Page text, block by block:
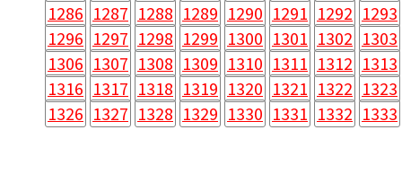
1286 1287 1288 1289 1290 1291 1292 1293
1296 1297 1298 1299 1300 1301 1302 1303
1306 1307 1308 1309 1310 1311 1312 1313
1316 1317 1318 1319 1320 1321 1322 1323
1326 1327 1328 1329 1330 1331 1332 1333